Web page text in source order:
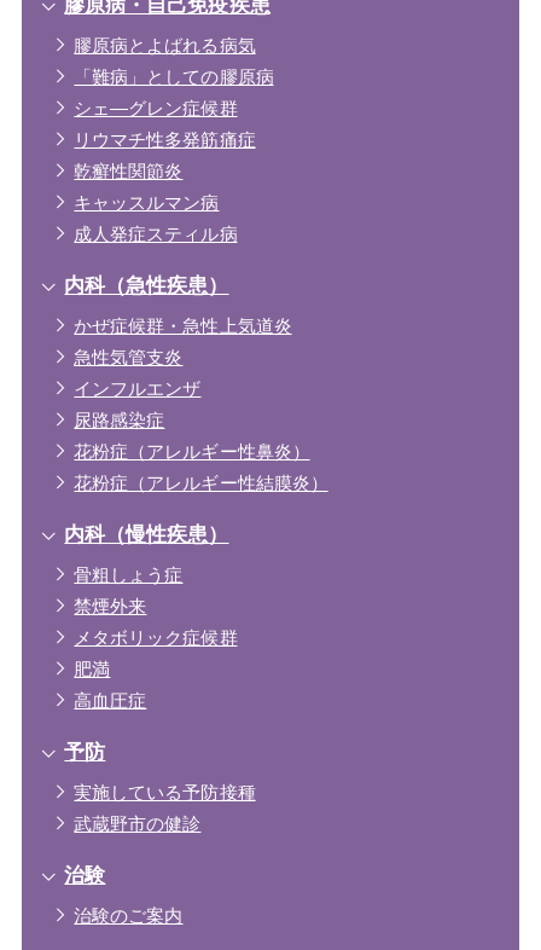
膠原病・自己免疫疾患
膠原病とよばれる病気
「難病」としての膠原病
シェ―グレン症候群
リウマチ性多発筋痛症
乾癬性関節炎
キャッスルマン病
成人発症スティル病
内科（急性疾患）
かぜ症候群・急性上気道炎
急性気管支炎
インフルエンザ
尿路感染症
花粉症（アレルギー性鼻炎）
花粉症（アレルギー性結膜炎）
内科（慢性疾患）
骨粗しょう症
禁煙外来
メタボリック症候群
肥満
高血圧症
予防
実施している予防接種
武蔵野市の健診
治験
治験のご案内